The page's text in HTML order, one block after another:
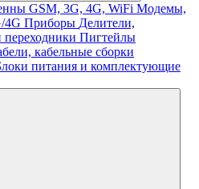
GSM, 3G, 4G, WiFi Модемы,
4G Приборы Делители,
Пигтейлы
кабельные сборки
питания и комплектующие